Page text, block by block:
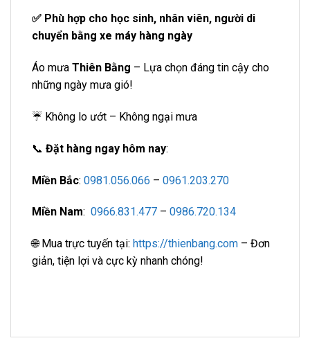
✅ Phù hợp cho học sinh, nhân viên, người di
chuyển bằng xe máy hàng ngày
Áo mưa Thiên Bằng – Lựa chọn đáng tin cậy cho
những ngày mưa gió!
☔ Không lo ướt – Không ngại mưa
📞 Đặt hàng ngay hôm nay:
Miền Bắc: 0981.056.066 – 0961.203.270
Miền Nam: 0966.831.477 – 0986.720.134
🌐 Mua trực tuyến tại: https://thienbang.com – Đơn
giản, tiện lợi và cực kỳ nhanh chóng!